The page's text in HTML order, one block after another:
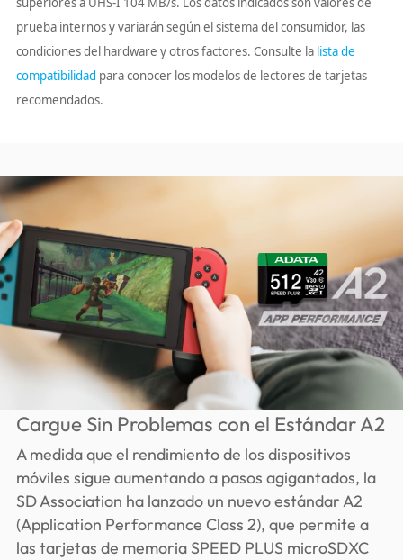
prueba internos y variarán según el sistema del consumidor, las
condiciones del hardware y otros factores. Consulte la lista de
compatibilidad para conocer los modelos de lectores de tarjetas
recomendados.
Cargue Sin Problemas con el Estándar A2
A medida que el rendimiento de los dispositivos
móviles sigue aumentando a pasos agigantados, la
SD Association ha lanzado un nuevo estándar A2
(Application Performance Class 2), que permite a
las tarjetas de memoria SPEED PLUS microSDXC